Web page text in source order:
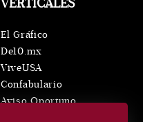
VERTICALES
El Gráfico
De10.mx
ViveUSA
Confabulario
Aviso Oportuno